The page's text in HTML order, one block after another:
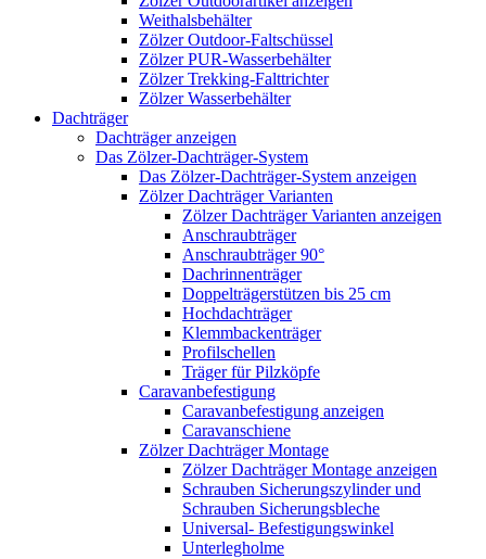
Weithalsbehälter
Zölzer Outdoor-Faltschüssel
Zölzer PUR-Wasserbehälter
Zölzer Trekking-Falttrichter
Zölzer Wasserbehälter
Dachträger
Dachträger anzeigen
Das Zölzer-Dachträger-System
Das Zölzer-Dachträger-System anzeigen
Zölzer Dachträger Varianten
Zölzer Dachträger Varianten anzeigen
Anschraubträger
Anschraubträger 90°
Dachrinnenträger
Doppelträgerstützen bis 25 cm
Hochdachträger
Klemmbackenträger
Profilschellen
Träger für Pilzköpfe
Caravanbefestigung
Caravanbefestigung anzeigen
Caravanschiene
Zölzer Dachträger Montage
Zölzer Dachträger Montage anzeigen
Schrauben Sicherungszylinder und
Schrauben Sicherungsbleche
Universal- Befestigungswinkel
Unterlegholme